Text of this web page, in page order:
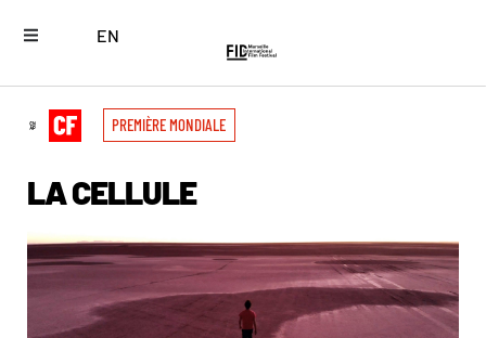
EN
PREMIÈRE MONDIALE
LA CELLULE